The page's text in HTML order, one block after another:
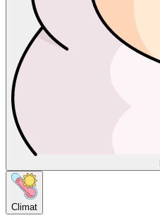
Climat